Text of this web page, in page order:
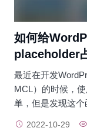
如何给
placeholder
最近在开发
MCL）的时候，
单，但是发现这
2022-10-29